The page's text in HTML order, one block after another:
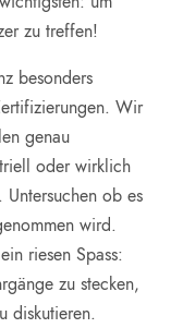
zu treffen!
besonders
Wir
genau
oder wirklich
ob es
wird.
riesen Spass:
zu stecken,
diskutieren.